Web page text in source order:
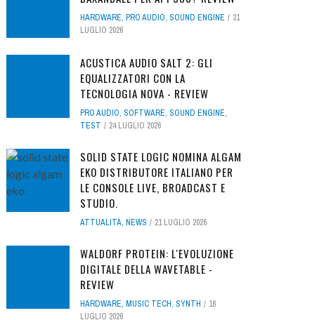
HARDWARE, PRO AUDIO, SOUND ENGINE
31
LUGLIO 2026
ACUSTICA AUDIO SALT 2: GLI
EQUALIZZATORI CON LA
TECNOLOGIA NOVA - REVIEW
PRO AUDIO, SOFTWARE, SOUND ENGINE,
TEST
24 LUGLIO 2026
SOLID STATE LOGIC NOMINA ALGAM
EKO DISTRIBUTORE ITALIANO PER
LE CONSOLE LIVE, BROADCAST E
STUDIO.
ATTUALITÀ, NEWS 21 LUGLIO 2026
WALDORF PROTEIN: L'EVOLUZIONE
DIGITALE DELLA WAVETABLE -
REVIEW
HARDWARE, MUSIC TECH, SYNTH
16
LUGLIO 2026